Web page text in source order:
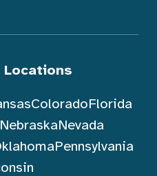
Locations
ColoradoFlorida
NebraskaNevada
Pennsylvania